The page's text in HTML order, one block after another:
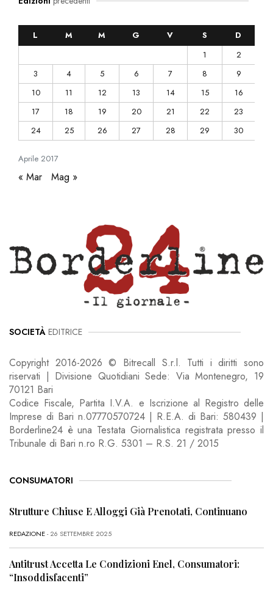
Aprile 2017
L M M G V S
D
1
2
3
4 5 6 7 8
9
10
11 12 13 14 15
16
17
18 19 20 21 22
23
24
25 26 27 28 29 30
« Mar Mag »
SOCIETÀ EDITRICE
Copyright 2016-2026 © Bitrecall S.r.l. Tutti i diritti sono
riservati | Divisione Quotidiani Sede: Via Montenegro, 19
70121 Bari
Codice Fiscale, Partita I.V.A. e Iscrizione al Registro delle
Imprese di Bari n.07770570724 | R.E.A. di Bari: 580439 |
Borderline24 è una Testata Giornalistica registrata presso il
Tribunale di Bari n.ro R.G. 5301 – R.S. 21 / 2015
CONSUMATORI
Strutture Chiuse E Alloggi Già Prenotati, Continuano
REDAZIONE- 26 SETTEMBRE 2025
Antitrust Accetta Le Condizioni Enel, Consumatori:
“Insoddisfacenti”